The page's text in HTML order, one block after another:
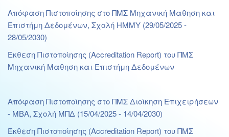
Απόφαση Πιστοποίησης στο ΠΜΣ Μηχανική Μαθηση και
Επιστήμη Δεδομένων, Σχολή ΗΜΜΥ (29/05/2025 -
28/05/2030)
Έκθεση Πιστοποίησης (Accreditation Report) του ΠΜΣ
Μηχανική Μαθηση και Επιστήμη Δεδομένων
Απόφαση Πιστοποίησης στο ΠΜΣ Διοίκηση Επιχειρήσεων
- ΜΒΑ, Σχολή ΜΠΔ (15/04/2025 - 14/04/2030)
Έκθεση Πιστοποίησης (Accreditation Report) του ΠΜΣ